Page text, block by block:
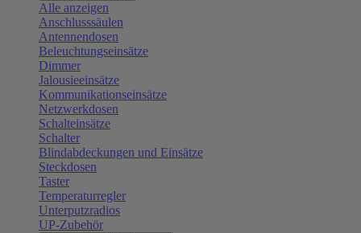
Alle anzeigen
Anschlusssäulen
Antennendosen
Beleuchtungseinsätze
Dimmer
Jalousieeinsätze
Kommunikationseinsätze
Netzwerkdosen
Schalteinsätze
Schalter
Blindabdeckungen und Einsätze
Steckdosen
Taster
Temperaturregler
Unterputzradios
UP-Zubehör